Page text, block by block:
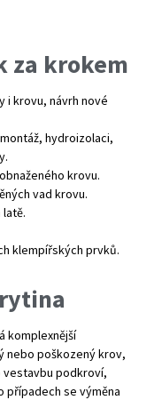
za krokem
i krovu, návrh nové
hydroizolaci,
krovu.
vad krovu.
klempířských prvků.
komplexnější
nebo poškozený krov,
vestavbu podkroví,
případech se výměna